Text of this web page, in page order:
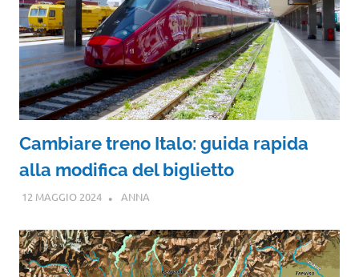
Cambiare treno Italo: guida rapida
alla modifica del biglietto
12 MAGGIO 2024 ANNA